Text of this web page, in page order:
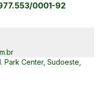
0001-92
Park Center, Sudoeste,